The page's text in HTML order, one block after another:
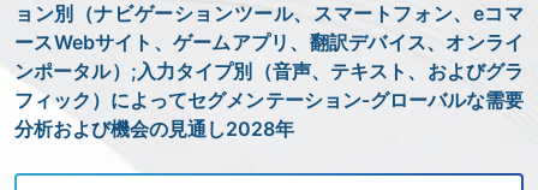
ョン別（ナビゲーションツール、スマートフォン、eコマ
ースWebサイト、ゲームアプリ、翻訳デバイス、オンライ
ンポータル）;入力タイプ別（音声、テキスト、およびグラ
フィック）によってセグメンテーション-グローバルな需要
分析および機会の見通し2028年